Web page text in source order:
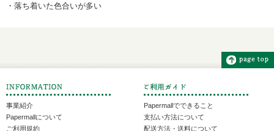
・落ち着いた色合いが多い
事業紹介
Papermallについて
ご利用規約
Papermallでできること
支払い方法について
配送方法・送料について